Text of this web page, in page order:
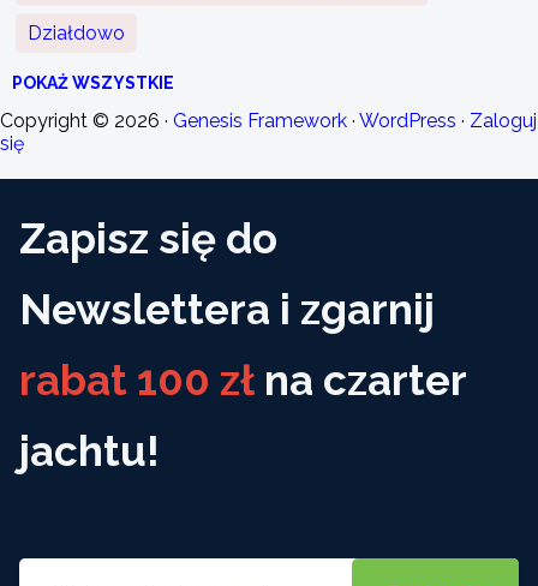
Działdowo
POKAŻ WSZYSTKIE
Copyright © 2026 · Genesis Framework · WordPress · Zaloguj
się
Zapisz się do
Newslettera i zgarnij
rabat 100 zł na czarter
jachtu!